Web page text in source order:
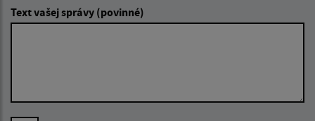
Text vašej správy (povinné)